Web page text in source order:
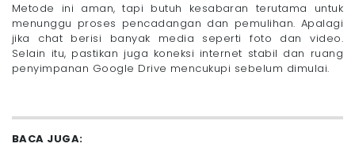
Metode ini aman, tapi butuh kesabaran terutama untuk
menunggu proses pencadangan dan pemulihan. Apalagi
jika chat berisi banyak media seperti foto dan video.
Selain itu, pastikan juga koneksi internet stabil dan ruang
penyimpanan Google Drive mencukupi sebelum dimulai.
BACA JUGA: